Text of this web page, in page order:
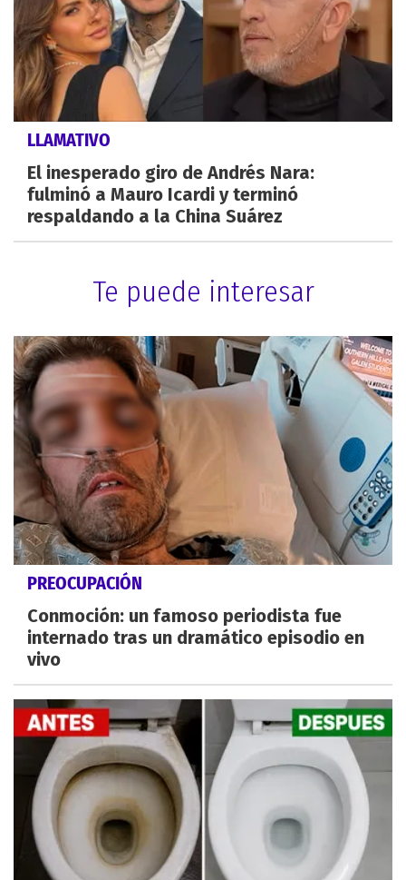
LLAMATIVO
El inesperado giro de Andrés Nara:
fulminó a Mauro Icardi y terminó
respaldando a la China Suárez
Te puede interesar
PREOCUPACIÓN
Conmoción: un famoso periodista fue
internado tras un dramático episodio en
vivo